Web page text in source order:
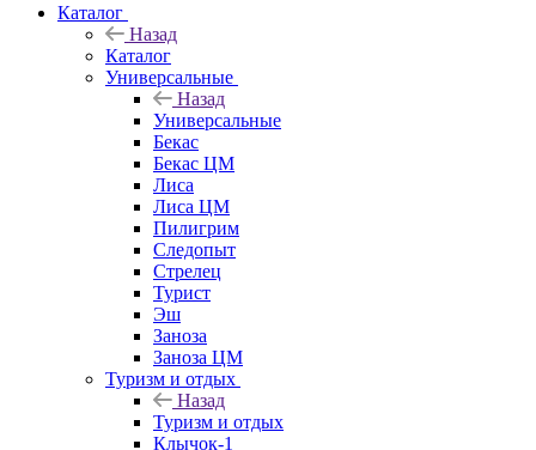
Каталог
Назад
Каталог
Универсальные
Назад
Универсальные
Бекас
Бекас ЦМ
Лиса
Лиса ЦМ
Пилигрим
Следопыт
Стрелец
Турист
Эш
Заноза
Заноза ЦМ
Туризм и отдых
Назад
Туризм и отдых
Клычок-1